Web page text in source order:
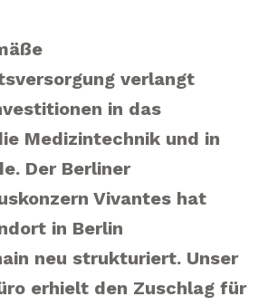
verlangt
in das
Medizintechnik und in
Der Berliner
Vivantes hat
in Berlin
neu strukturiert. Unser
erhielt den Zuschlag für